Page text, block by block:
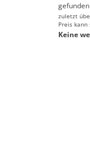
zuletzt
Preis
Keine